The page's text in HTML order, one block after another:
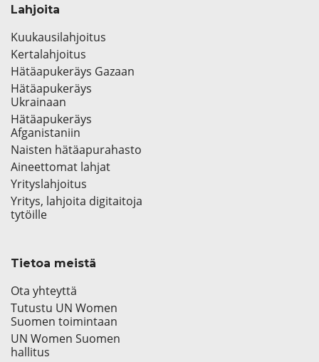
Lahjoita
Kuukausilahjoitus
Kertalahjoitus
Hätäapukeräys Gazaan
Hätäapukeräys
Ukrainaan
Hätäapukeräys
Afganistaniin
Naisten hätäapurahasto
Aineettomat lahjat
Yrityslahjoitus
Yritys, lahjoita digitaitoja
tytöille
Tietoa meistä
Ota yhteyttä
Tutustu UN Women
Suomen toimintaan
UN Women Suomen
hallitus